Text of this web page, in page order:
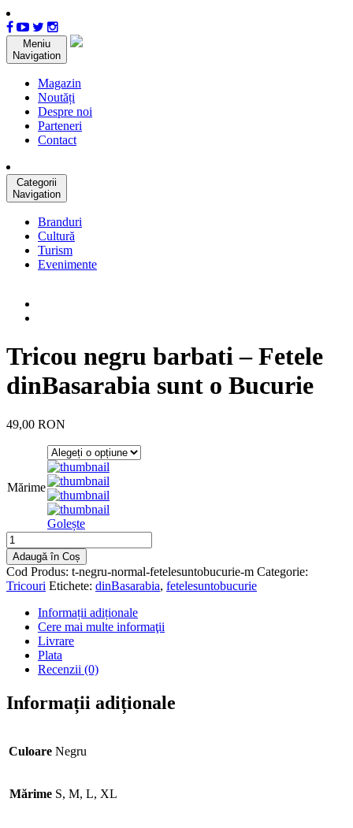
Meniu
Navigation
Magazin
Noutăți
Despre noi
Parteneri
Contact
Categorii
Navigation
Branduri
Cultură
Turism
Evenimente
Tricou negru barbati – Fetele
dinBasarabia sunt o Bucurie
49,00 RON
Mărime
Golește
Adaugă în Coș
Cod Produs: t-negru-normal-fetelesuntobucurie-m Categorie:
Tricouri Etichete: dinBasarabia, fetelesuntobucurie
Informații adiționale
Cere mai multe informaţii
Livrare
Plata
Recenzii (0)
Informații adiționale
Culoare Negru
Mărime S, M, L, XL